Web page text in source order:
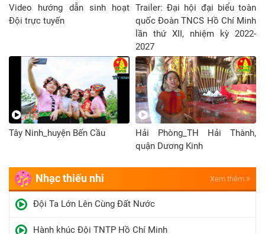
Video hướng dẫn sinh hoạt
Đội trực tuyến
Trailer: Đại hội đại biểu toàn
quốc Đoàn TNCS Hồ Chí Minh
lần thứ XII, nhiệm kỳ 2022-
2027
Tây Ninh_huyện Bến Cầu
Hải Phòng_TH Hải Thành,
quận Dương Kinh
Nhạc thiếu nhi Xem thêm
Đội Ta Lớn Lên Cùng Đất Nước
Hành khúc Đội TNTP Hồ Chí Minh